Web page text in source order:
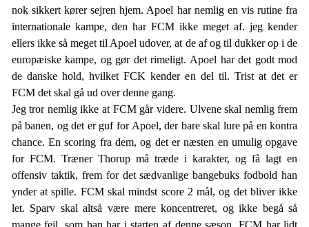
nok sikkert kører sejren hjem. Apoel har nemlig en vis rutine fra
internationale kampe, den har FCM ikke meget af. jeg kender
ellers ikke så meget til Apoel udover, at de af og til dukker op i de
europæiske kampe, og gør det rimeligt. Apoel har det godt mod
de danske hold, hvilket FCK kender en del til. Trist at det er
FCM det skal gå ud over denne gang.
Jeg tror nemlig ikke at FCM går videre. Ulvene skal nemlig frem
på banen, og det er guf for Apoel, der bare skal lure på en kontra
chance. En scoring fra dem, og det er næsten en umulig opgave
for FCM. Træner Thorup må træde i karakter, og få lagt en
offensiv taktik, frem for det sædvanlige bangebuks fodbold han
ynder at spille. FCM skal mindst score 2 mål, og det bliver ikke
let. Sparv skal altså være mere koncentreret, og ikke begå så
mange fejl, som han har i starten af denne sæson. FCM har lidt